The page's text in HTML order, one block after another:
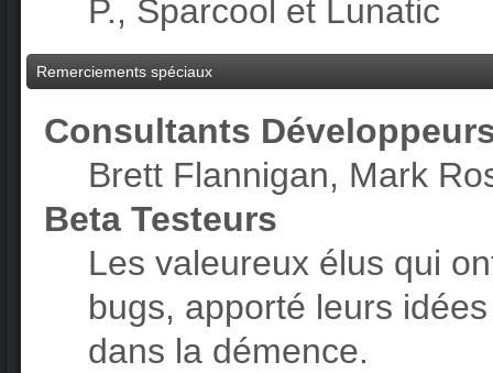
P., Sparcool et Lunatic
Remerciements spéciaux
Consultants
Brett Flannigan, Mark
Beta Testeurs
Les valeureux élus qui
bugs, apporté leurs
dans la démence.